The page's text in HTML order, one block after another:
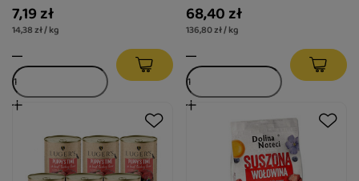
7,19 zł
14,38 zł / kg
68,40 zł
136,80 zł / kg